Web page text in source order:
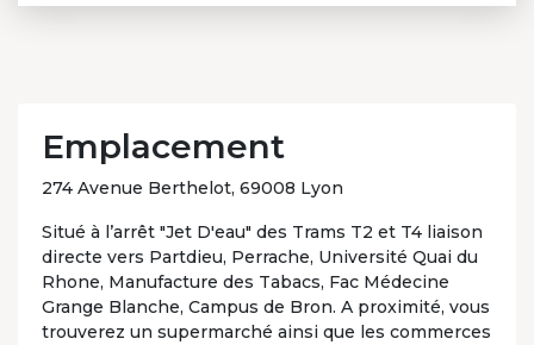
Emplacement
274 Avenue Berthelot, 69008 Lyon
Situé à l’arrêt "Jet D'eau" des Trams T2 et T4 liaison
directe vers Partdieu, Perrache, Université Quai du
Rhone, Manufacture des Tabacs, Fac Médecine
Grange Blanche, Campus de Bron. A proximité, vous
trouverez un supermarché ainsi que les commerces